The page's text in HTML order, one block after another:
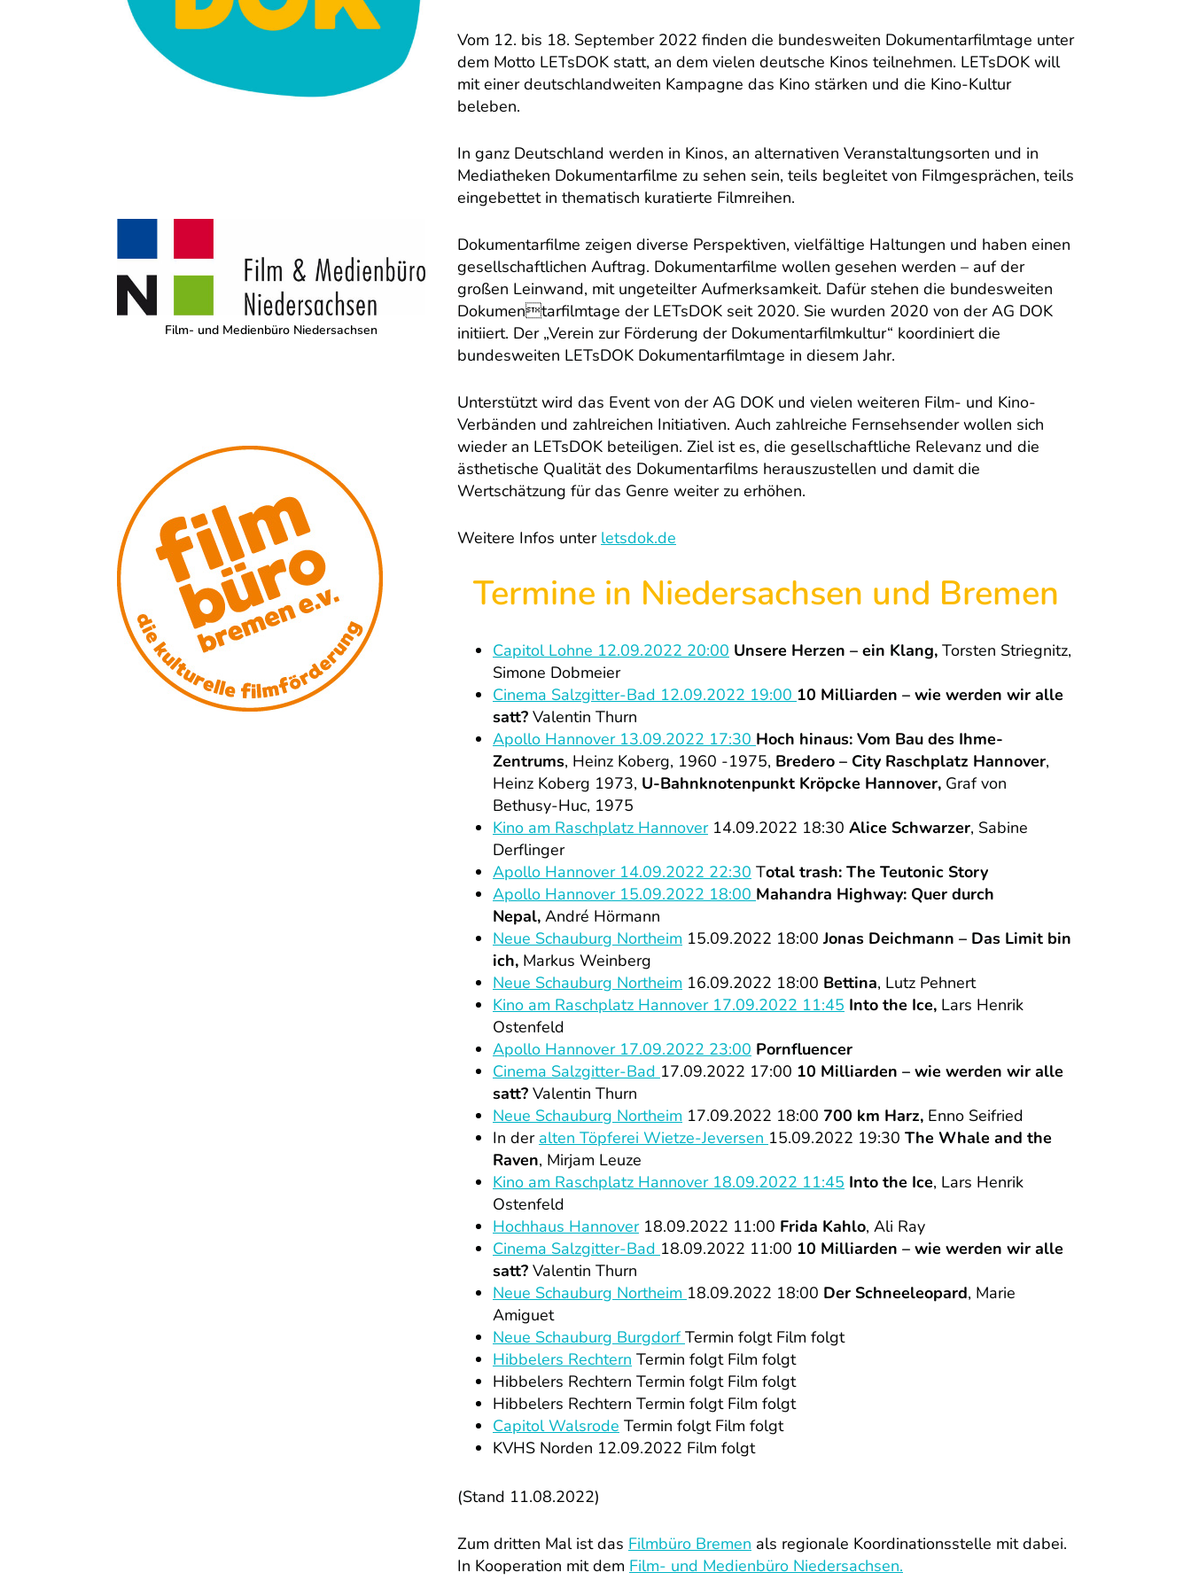
Film- und Medienbüro Niedersachsen
Vom 12. bis 18. September 2022 finden die bundesweiten Dokumentarfilmtage unter
dem Motto LETsDOK statt, an dem vielen deutsche Kinos teilnehmen. LETsDOK will
mit einer deutschlandweiten Kampagne das Kino stärken und die Kino-Kultur
beleben.
In ganz Deutschland werden in Kinos, an alternativen Veranstaltungsorten und in
Mediatheken Dokumentarfilme zu sehen sein, teils begleitet von Filmgesprächen, teils
eingebettet in thematisch kuratierte Filmreihen.
Dokumentarfilme zeigen diverse Perspektiven, vielfältige Haltungen und haben einen
gesellschaftlichen Auftrag. Dokumentarfilme wollen gesehen werden – auf der
großen Leinwand, mit ungeteilter Aufmerksamkeit. Dafür stehen die bundesweiten
Dokumentarfilmtage der LETsDOK seit 2020. Sie wurden 2020 von der AG DOK
initiiert. Der „Verein zur Förderung der Dokumentarfilmkultur“ koordiniert die
bundesweiten LETsDOK Dokumentarfilmtage in diesem Jahr.
Unterstützt wird das Event von der AG DOK und vielen weiteren Film- und Kino-
Verbänden und zahlreichen Initiativen. Auch zahlreiche Fernsehsender wollen sich
wieder an LETsDOK beteiligen. Ziel ist es, die gesellschaftliche Relevanz und die
ästhetische Qualität des Dokumentarfilms herauszustellen und damit die
Wertschätzung für das Genre weiter zu erhöhen.
Weitere Infos unter letsdok.de
Termine in Niedersachsen und Bremen
Capitol Lohne 12.09.2022 20:00 Unsere Herzen – ein Klang, Torsten Striegnitz,
Simone Dobmeier
Cinema Salzgitter-Bad 12.09.2022 19:00 10 Milliarden – wie werden wir alle
satt? Valentin Thurn
Apollo Hannover 13.09.2022 17:30 Hoch hinaus: Vom Bau des Ihme-
Zentrums, Heinz Koberg, 1960 -1975, Bredero – City Raschplatz Hannover,
Heinz Koberg 1973, U-Bahnknotenpunkt Kröpcke Hannover, Graf von
Bethusy-Huc, 1975
Kino am Raschplatz Hannover14.09.2022 18:30 Alice Schwarzer, Sabine
Derflinger
Apollo Hannover 14.09.2022 22:30 Total trash: The Teutonic Story
Apollo Hannover 15.09.2022 18:00 Mahandra Highway: Quer durch
Nepal, André Hörmann
Neue Schauburg Northeim 15.09.2022 18:00Jonas Deichmann – Das Limit bin
ich, Markus Weinberg
Neue Schauburg Northeim 16.09.2022 18:00 Bettina, Lutz Pehnert
Kino am Raschplatz Hannover 17.09.2022 11:45 Into the Ice, Lars Henrik
Ostenfeld
Apollo Hannover 17.09.2022 23:00 Pornfluencer
Cinema Salzgitter-Bad 17.09.2022 17:00 10 Milliarden – wie werden wir alle
satt? Valentin Thurn
Neue Schauburg Northeim 17.09.2022 18:00 700 km Harz, Enno Seifried
In der alten Töpferei Wietze-Jeversen 15.09.2022 19:30 The Whale and the
Raven, Mirjam Leuze
Kino am Raschplatz Hannover 18.09.2022 11:45 Into the Ice, Lars Henrik
Ostenfeld
Hochhaus Hannover18.09.2022 11:00 Frida Kahlo, Ali Ray
Cinema Salzgitter-Bad 18.09.2022 11:00 10 Milliarden – wie werden wir alle
satt? Valentin Thurn
Neue Schauburg Northeim 18.09.2022 18:00 Der Schneeleopard, Marie
Amiguet
Neue Schauburg BurgdorfTermin folgt Film folgt
Hibbelers Rechtern Termin folgt Film folgt
Hibbelers Rechtern Termin folgt Film folgt
Hibbelers Rechtern Termin folgt Film folgt
Capitol Walsrode Termin folgt Film folgt
KVHS Norden 12.09.2022 Film folgt
(Stand 11.08.2022)
Zum dritten Mal ist das Filmbüro Bremen als regionale Koordinationsstelle mit dabei.
In Kooperation mit dem Film- und Medienbüro Niedersachsen.